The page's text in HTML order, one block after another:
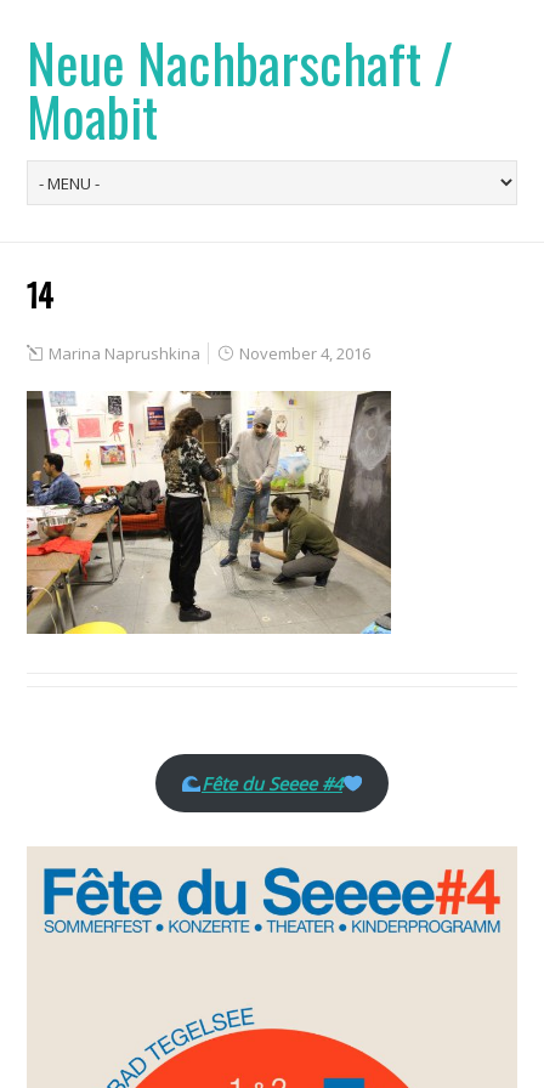
Neue Nachbarschaft /
Moabit
14
Marina Naprushkina November 4, 2016
Fête du Seeee #4